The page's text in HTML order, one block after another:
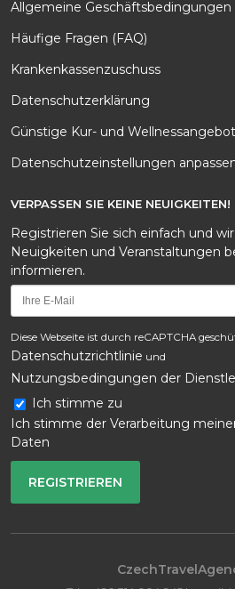
Allgemeine Geschäftsbedingungen
Häufige Fragen (FAQ)
Krankenkassenzuschuss
Datenschutzerklärung
Günstige Kur- und
Datenschutzeinstellungen
VERPASSEN SIE KEINE NEUIGKEITEN!
Registrieren Sie sich einfach und
Neuigkeiten und Veranstaltungen
informieren.
Diese Webseite ist durch reCAPTCHA
Datenschutzrichtlinie und
Nutzungsbedingungen der
Ich stimme zu
Ich stimme der Verarbeitung
Daten